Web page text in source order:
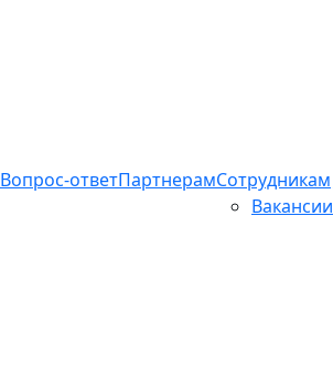
Вопрос-ответПартнерамСотрудникам
Вакансии